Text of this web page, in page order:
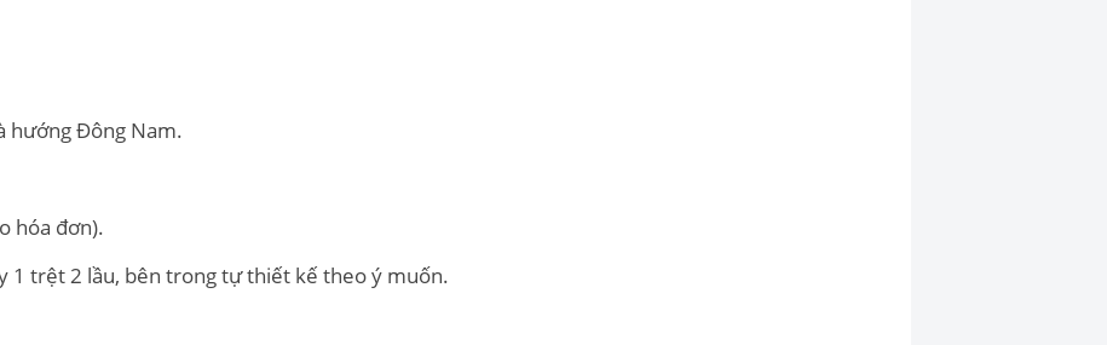
hướng Đông Nam.
hóa đơn).
1 trệt 2 lầu, bên trong tự thiết kế theo ý muốn.